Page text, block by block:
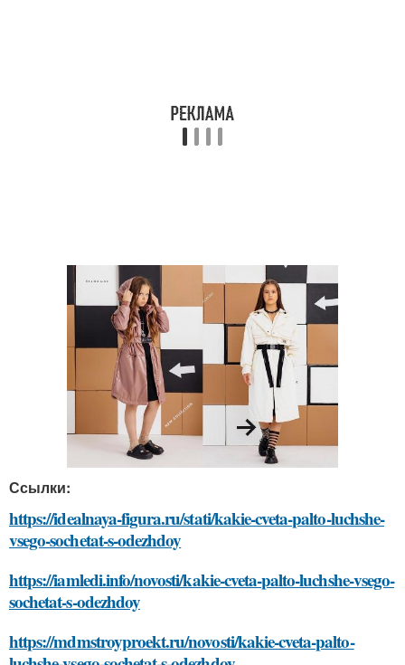
Ссылки:
https://idealnaya-figura.ru/stati/kakie-cveta-palto-luchshe-
vsego-sochetat-s-odezhdoy
https://iamledi.info/novosti/kakie-cveta-palto-luchshe-vsego-
sochetat-s-odezhdoy
https://mdmstroyproekt.ru/novosti/kakie-cveta-palto-